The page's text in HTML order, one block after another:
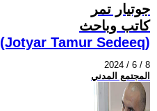
جوتيار تمر
كاتب وباحث
(Jotyar Tamur Sedeeq)
2024 / 6 / 8
المجتمع المدني